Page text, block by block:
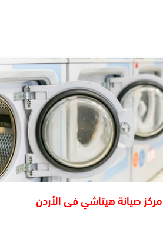
مركز صيانة هيتاشي فى الأردن